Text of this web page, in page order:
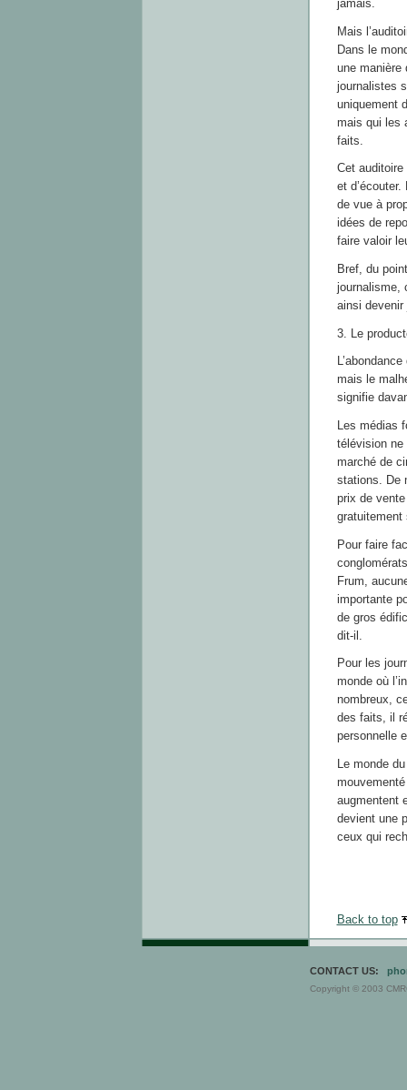
jamais.
Mais
Dans le
une manière
journalistes
uniquement
mais qui les
faits.
Cet
et
de vue à
idées de
faire valoir
Bref, du
journalisme,
ainsi
3. Le
mais le
signifie
Les médias
télévision ne
marché de
stations. De
prix de
gratuitement
Pour faire
Frum,
importante
de gros
dit-il.
Pour les
monde où
nombreux,
des faits, il
personnelle
Le monde
augmentent
devient une
ceux qui
Back to top
CONTACT US:
Copyright © 2003